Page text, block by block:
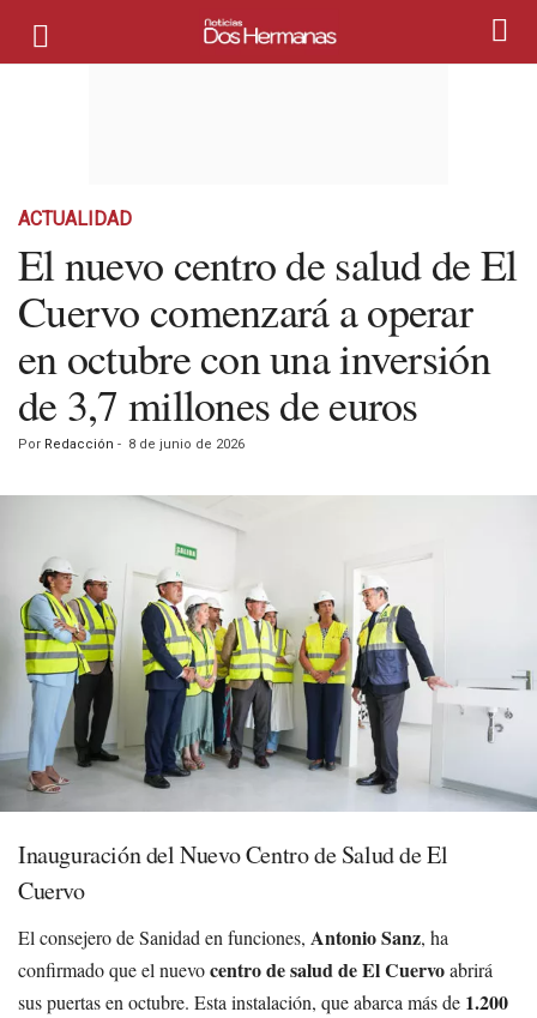
ACTUALIDAD
El nuevo centro de salud de El
Cuervo comenzará a operar
en octubre con una inversión
de 3,7 millones de euros
Por Redacción - 8 de junio de 2026
Inauguración del Nuevo Centro de Salud de El
Cuervo
El consejero de Sanidad en funciones, Antonio Sanz, ha
confirmado que el nuevocentro de salud de El Cuervoabrirá
sus puertas en octubre. Esta instalación, que abarca más de 1.200